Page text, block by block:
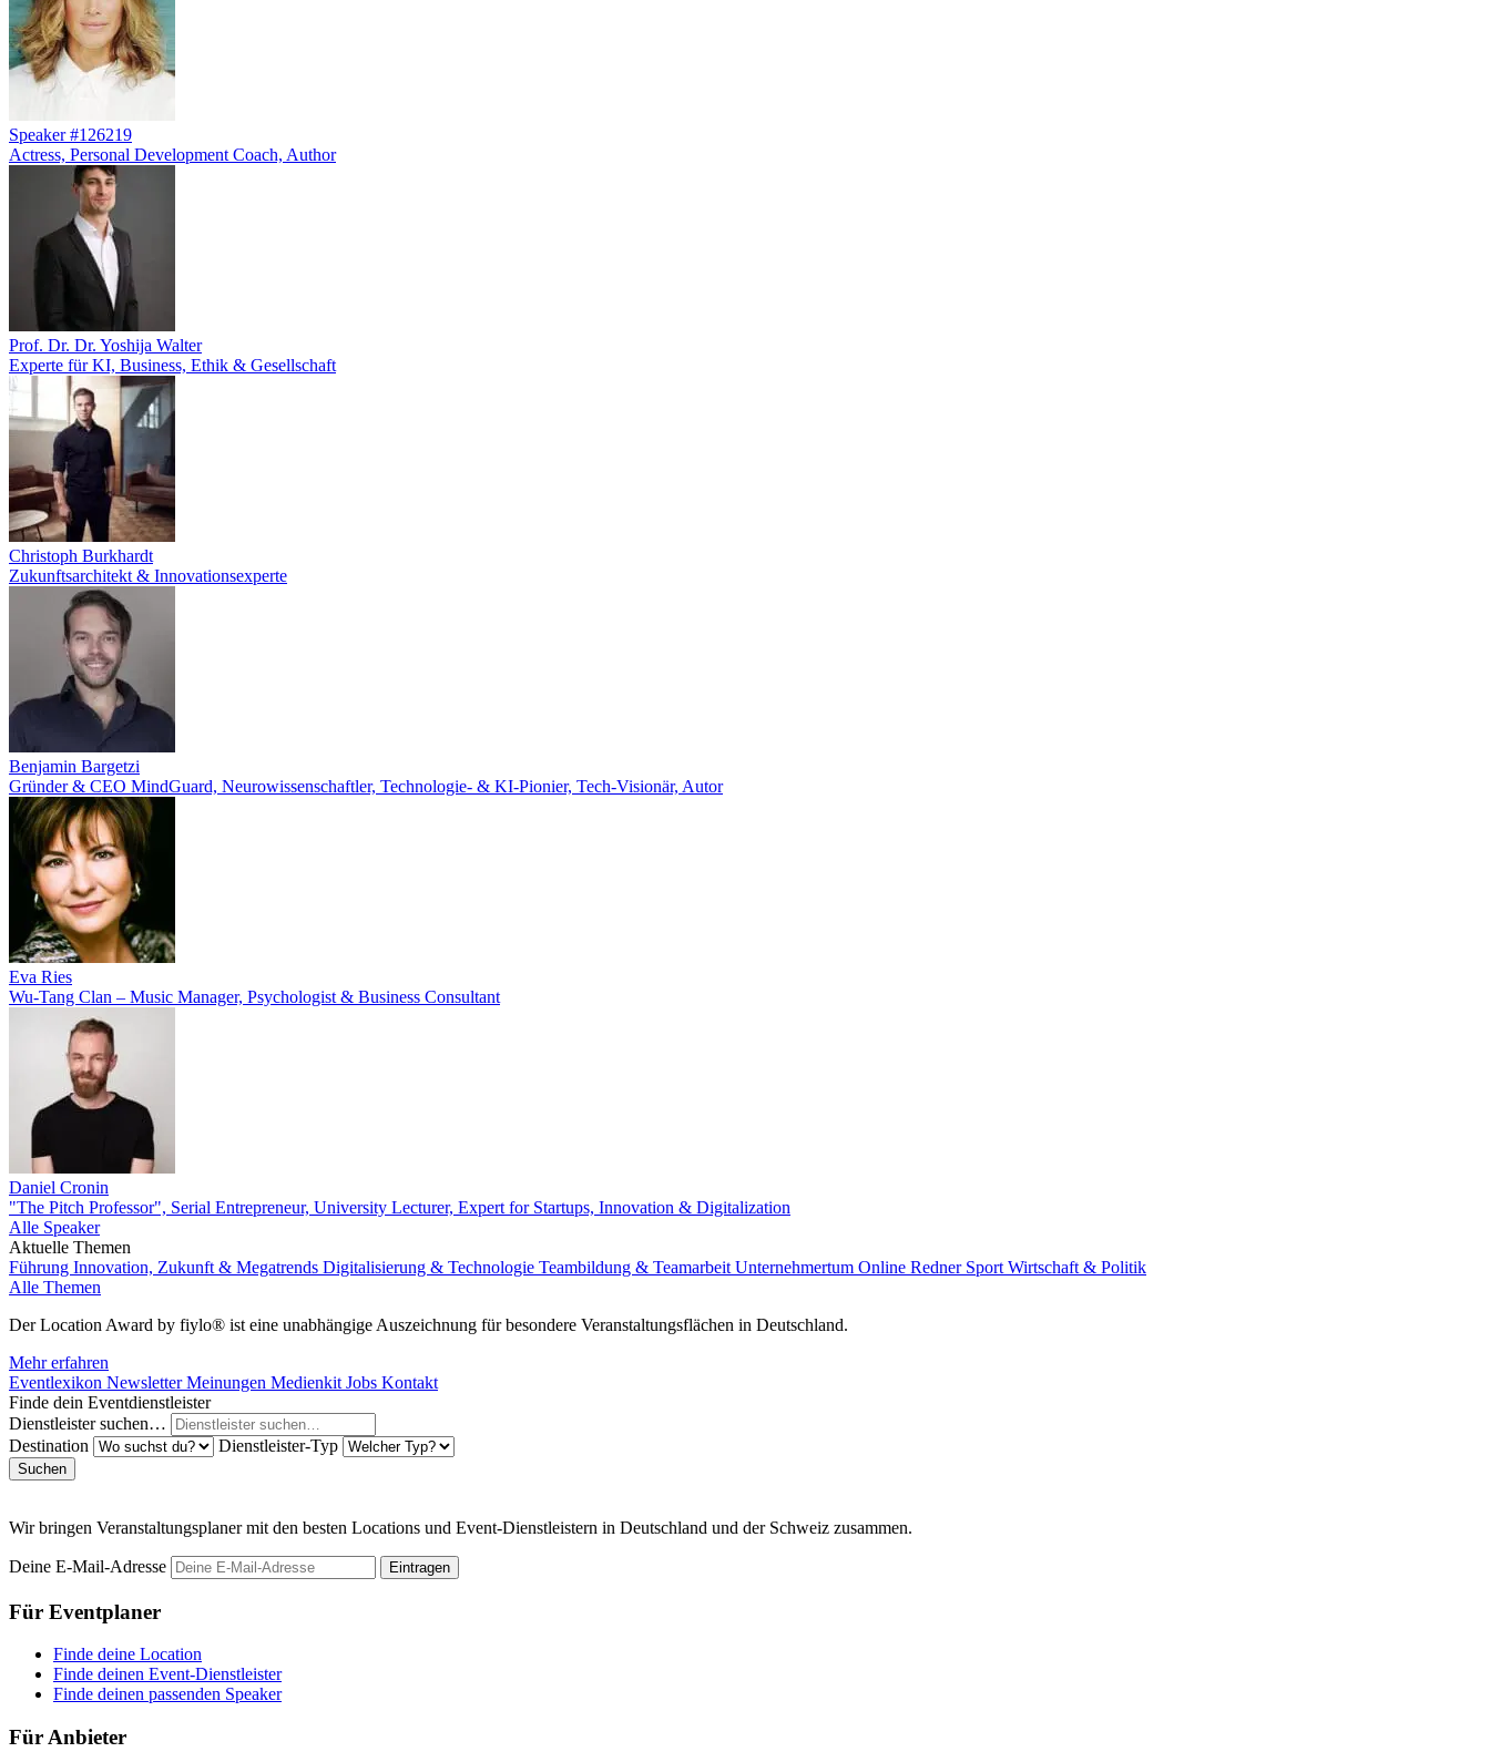
Speaker #126219
Actress, Personal Development Coach, Author
Prof. Dr. Dr. Yoshija Walter
Experte für KI, Business, Ethik & Gesellschaft
Christoph Burkhardt
Zukunftsarchitekt & Innovationsexperte
Benjamin Bargetzi
Gründer & CEO MindGuard, Neurowissenschaftler, Technologie- & KI-Pionier, Tech-Visionär, Autor
Eva Ries
Wu-Tang Clan – Music Manager, Psychologist & Business Consultant
Daniel Cronin
"The Pitch Professor", Serial Entrepreneur, University Lecturer, Expert for Startups, Innovation & Digitalization
Alle Speaker
Aktuelle Themen
Führung Innovation, Zukunft & Megatrends Digitalisierung & Technologie Teambildung & Teamarbeit Unternehmertum Online Redner Sport Wirtschaft & Politik
Alle Themen
Der Location Award by fiylo® ist eine unabhängige Auszeichnung für besondere Veranstaltungsflächen in Deutschland.
Mehr erfahren
Eventlexikon NewsletterMeinungen Medienkit Jobs Kontakt
Finde dein Eventdienstleister
Dienstleister suchen…
Destination
Dienstleister-Typ
Suchen
Wir bringen Veranstaltungsplaner mit den besten Locations und Event-Dienstleistern in Deutschland und der Schweiz zusammen.
Deine E-Mail-Adresse Eintragen
Für Eventplaner
Finde deine Location
Finde deinen Event-Dienstleister
Finde deinen passenden Speaker
Für Anbieter